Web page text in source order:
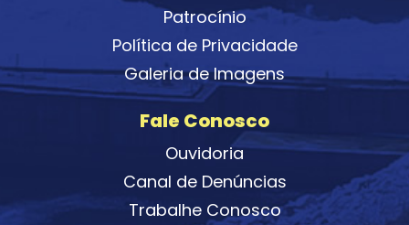
Patrocínio
Política de Privacidade
Galeria de Imagens
Fale Conosco
Ouvidoria
Canal de Denúncias
Trabalhe Conosco